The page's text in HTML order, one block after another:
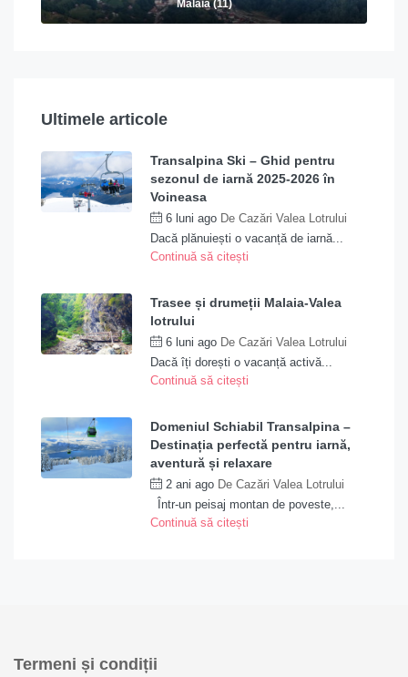
Malaia (11)
Ultimele articole
Transalpina Ski – Ghid pentru
sezonul de iarnă 2025-2026 în
Voineasa
6 luni ago De Cazări Valea Lotrului
Dacă plănuiești o vacanță de iarnă...
Continuă să citești
Trasee și drumeții Malaia-Valea
lotrului
6 luni ago De Cazări Valea Lotrului
Dacă îți dorești o vacanță activă...
Continuă să citești
Domeniul Schiabil Transalpina –
Destinația perfectă pentru iarnă,
aventură și relaxare
2 ani ago De Cazări Valea Lotrului
Într-un peisaj montan de poveste,...
Continuă să citești
Termeni și condiții